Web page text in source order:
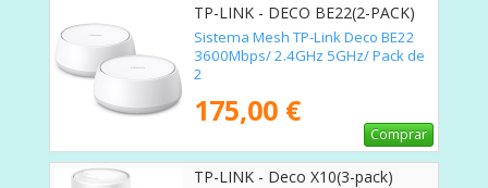
TP-LINK - DECO BE22(2-PACK)
Sistema Mesh TP-Link Deco BE22
3600Mbps/ 2.4GHz 5GHz/ Pack de
2
175,00 €
Comprar
TP-LINK - Deco X10(3-pack)